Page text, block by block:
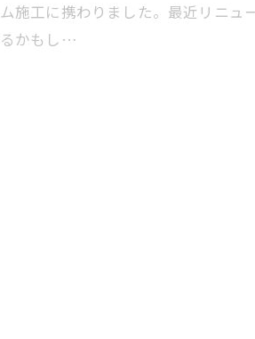
ム施工に携わりました。最近リニュ
るかもし…